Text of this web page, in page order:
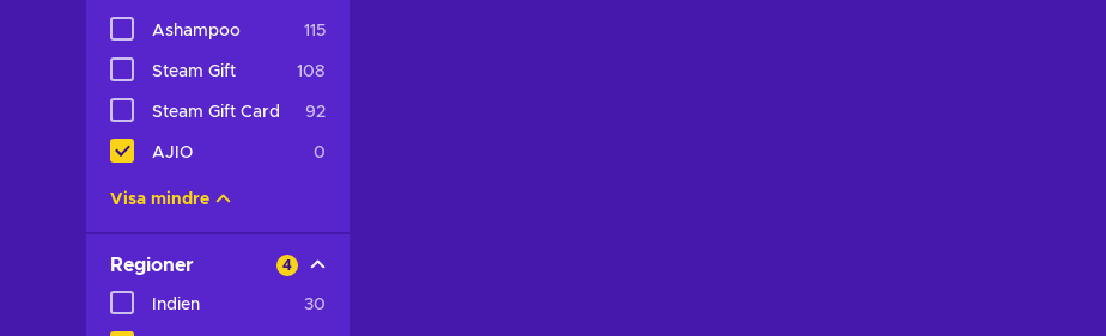
Ashampoo 115
Steam Gift 108
Steam Gift Card 92
AJIO 0
Visa mindre
Regioner 4
Indien 30